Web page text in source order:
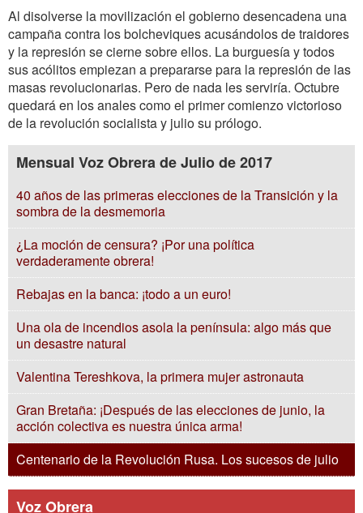
Al disolverse la movilización el gobierno desencadena una
campaña contra los bolcheviques acusándolos de traidores
y la represión se cierne sobre ellos. La burguesía y todos
sus acólitos empiezan a prepararse para la represión de las
masas revolucionarias. Pero de nada les serviría. Octubre
quedará en los anales como el primer comienzo victorioso
de la revolución socialista y julio su prólogo.
Mensual Voz Obrera de Julio de 2017
40 años de las primeras elecciones de la Transición y la
sombra de la desmemoria
¿La moción de censura? ¡Por una política
verdaderamente obrera!
Rebajas en la banca: ¡todo a un euro!
Una ola de incendios asola la península: algo más que
un desastre natural
Valentina Tereshkova, la primera mujer astronauta
Gran Bretaña: ¡Después de las elecciones de junio, la
acción colectiva es nuestra única arma!
Centenario de la Revolución Rusa. Los sucesos de julio
Voz Obrera